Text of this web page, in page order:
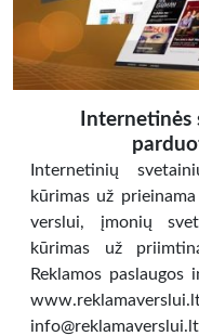
Internetinių
kūrimas už
verslui, įmonių
kūrimas už
Reklamos